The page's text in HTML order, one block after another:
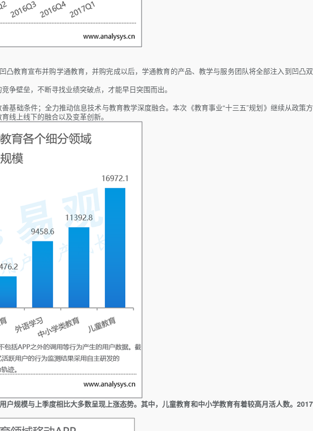
教育宣布并购学通教育，并购完成以后，学通教育的产品、教学与服务团队将全部注入到凹凸双
争壁垒，不断寻找业绩突破点，才能早日突围而出。
础条件；全力推动信息技术与教育教学深度融合。本次《教育事业“十三五”规划》继续从政策方
线上线下的融合以及变革创新。
户规模与上季度相比大多数呈现上涨态势。其中，儿童教育和中小学教育有着较高月活人数。2017